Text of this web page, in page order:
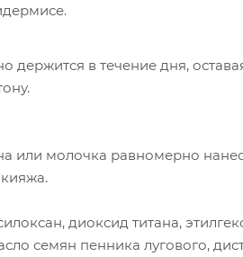
держится в течение дня,
или молочка равномерно
диоксид титана,
семян пенника лугового,